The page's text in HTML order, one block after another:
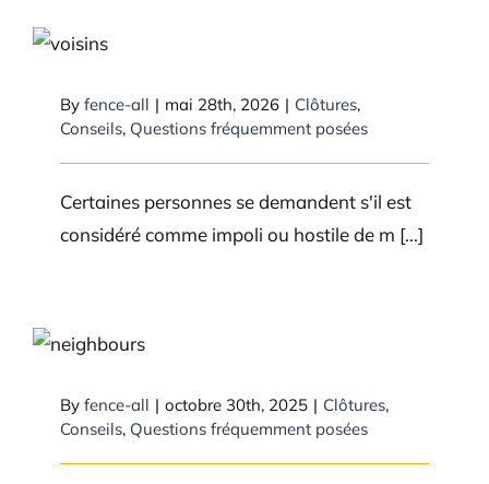
Est-ce que c’est mal élevé
d’intimité?
By fence-all | mai 28th, 2026 | Clôtures,
Conseils, Questions fréquemment posées
Certaines personnes se demandent s'il est
considéré comme impoli ou hostile de m [...]
Dois-je informer mes voisins de
By fence-all | octobre 30th, 2025 | Clôtures,
Conseils, Questions fréquemment posées